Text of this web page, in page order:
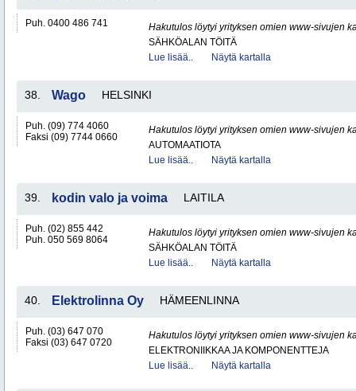
Puh. 0400 486 741
Hakutulos löytyi yrityksen omien www-sivujen
SÄHKÖALAN TÖITÄ
Lue lisää..
Näytä kartalla
38. Wago HELSINKI
Puh. (09) 774 4060
Faksi (09) 7744 0660
Hakutulos löytyi yrityksen omien www-sivujen
AUTOMAATIOTA
Lue lisää..
Näytä kartalla
39. kodin valo ja voima LAITILA
Puh. (02) 855 442
Puh. 050 569 8064
Hakutulos löytyi yrityksen omien www-sivujen
SÄHKÖALAN TÖITÄ
Lue lisää..
Näytä kartalla
40. Elektrolinna Oy HÄMEENLINNA
Puh. (03) 647 070
Faksi (03) 647 0720
Hakutulos löytyi yrityksen omien www-sivujen
ELEKTRONIIKKAA JA KOMPONENTTEJA
Lue lisää..
Näytä kartalla